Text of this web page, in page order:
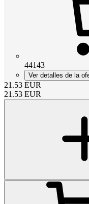
44143
Ver detalles de la
21.53 EUR
21.53 EUR